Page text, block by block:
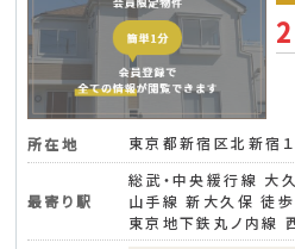
所在地 東京都新宿区北新宿
最寄り駅
総武・中央緩行線 大
山手線 新大久保 徒
東京地下鉄丸ノ内線